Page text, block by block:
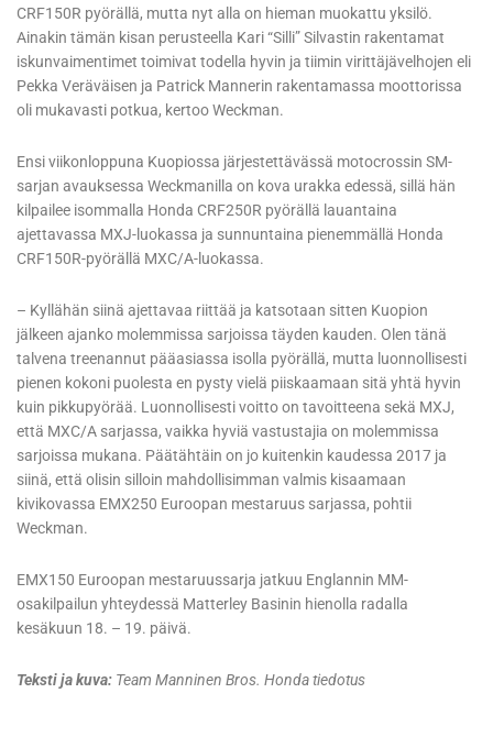
CRF150R pyörällä, mutta nyt alla on hieman muokattu yksilö.
Ainakin tämän kisan perusteella Kari “Silli” Silvastin rakentamat
iskunvaimentimet toimivat todella hyvin ja tiimin virittäjävelhojen eli
Pekka Veräväisen ja Patrick Mannerin rakentamassa moottorissa
oli mukavasti potkua, kertoo Weckman.
Ensi viikonloppuna Kuopiossa järjestettävässä motocrossin SM-
sarjan avauksessa Weckmanilla on kova urakka edessä, sillä hän
kilpailee isommalla Honda CRF250R pyörällä lauantaina
ajettavassa MXJ-luokassa ja sunnuntaina pienemmällä Honda
CRF150R-pyörällä MXC/A-luokassa.
– Kyllähän siinä ajettavaa riittää ja katsotaan sitten Kuopion
jälkeen ajanko molemmissa sarjoissa täyden kauden. Olen tänä
talvena treenannut pääasiassa isolla pyörällä, mutta luonnollisesti
pienen kokoni puolesta en pysty vielä piiskaamaan sitä yhtä hyvin
kuin pikkupyörää. Luonnollisesti voitto on tavoitteena sekä MXJ,
että MXC/A sarjassa, vaikka hyviä vastustajia on molemmissa
sarjoissa mukana. Päätähtäin on jo kuitenkin kaudessa 2017 ja
siinä, että olisin silloin mahdollisimman valmis kisaamaan
kivikovassa EMX250 Euroopan mestaruus sarjassa, pohtii
Weckman.
EMX150 Euroopan mestaruussarja jatkuu Englannin MM-
osakilpailun yhteydessä Matterley Basinin hienolla radalla
kesäkuun 18. – 19. päivä.
Teksti ja kuva: Team Manninen Bros. Honda tiedotus